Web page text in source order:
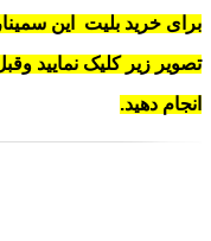
برای خرید بلیت این
تصویر زیر کلیک نمایید
انجام دهید.